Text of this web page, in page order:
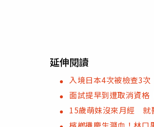
延伸閱讀
入境日本4次被檢查3
面試提早到遭取消資
15歲萌妹沒來月經 就